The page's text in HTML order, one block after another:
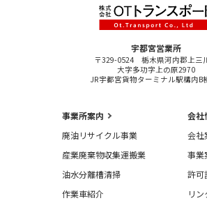
宇都宮営業所
〒329-0524 栃木県河内郡上三
大字多功字上の原2970
JR宇都宮貨物ターミナル駅構内B
事業所案内
廃油リサイクル事業
産業廃棄物収集運搬業
油水分離槽清掃
作業車紹介
会社
会社
事業
許可
リ